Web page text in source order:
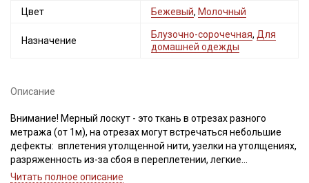
Цвет Бежевый, Молочный
Назначение
Блузочно-сорочечная, Для
домашней одежды
Описание
Внимание! Мерный лоскут - это ткань в отрезах разного
метража (от 1м), на отрезах могут встречаться небольшие
дефекты: вплетения утолщенной нити, узелки на утолщениях,
разряженность из-за сбоя в переплетении, легкие
загрязнения вдоль кромки и на расстоянии до 5см от кромки,
Читать полное описание